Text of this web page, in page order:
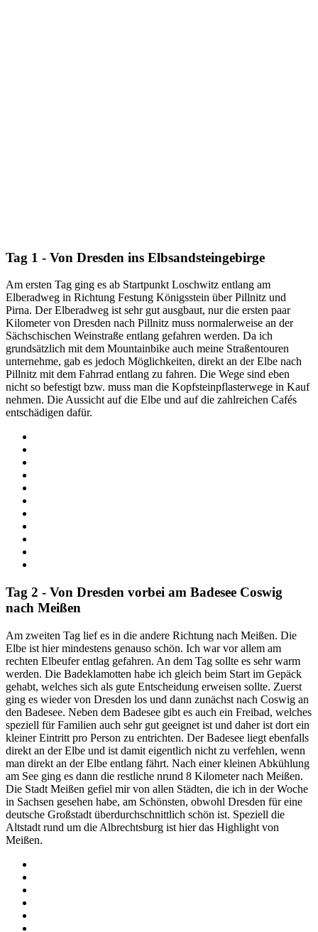
Tag 1 - Von Dresden ins Elbsandsteingebirge
Am ersten Tag ging es ab Startpunkt Loschwitz entlang am
Elberadweg in Richtung Festung Königsstein über Pillnitz und
Pirna. Der Elberadweg ist sehr gut ausgbaut, nur die ersten paar
Kilometer von Dresden nach Pillnitz muss normalerweise an der
Sächschischen Weinstraße entlang gefahren werden. Da ich
grundsätzlich mit dem Mountainbike auch meine Straßentouren
unternehme, gab es jedoch Möglichkeiten, direkt an der Elbe nach
Pillnitz mit dem Fahrrad entlang zu fahren. Die Wege sind eben
nicht so befestigt bzw. muss man die Kopfsteinpflasterwege in Kauf
nehmen. Die Aussicht auf die Elbe und auf die zahlreichen Cafés
entschädigen dafür.
Tag 2 - Von Dresden vorbei am Badesee Coswig
nach Meißen
Am zweiten Tag lief es in die andere Richtung nach Meißen. Die
Elbe ist hier mindestens genauso schön. Ich war vor allem am
rechten Elbeufer entlag gefahren. An dem Tag sollte es sehr warm
werden. Die Badeklamotten habe ich gleich beim Start im Gepäck
gehabt, welches sich als gute Entscheidung erweisen sollte. Zuerst
ging es wieder von Dresden los und dann zunächst nach Coswig an
den Badesee. Neben dem Badesee gibt es auch ein Freibad, welches
speziell für Familien auch sehr gut geeignet ist und daher ist dort ein
kleiner Eintritt pro Person zu entrichten. Der Badesee liegt ebenfalls
direkt an der Elbe und ist damit eigentlich nicht zu verfehlen, wenn
man direkt an der Elbe entlang fährt. Nach einer kleinen Abkühlung
am See ging es dann die restliche nrund 8 Kilometer nach Meißen.
Die Stadt Meißen gefiel mir von allen Städten, die ich in der Woche
in Sachsen gesehen habe, am Schönsten, obwohl Dresden für eine
deutsche Großstadt überdurchschnittlich schön ist. Speziell die
Altstadt rund um die Albrechtsburg ist hier das Highlight von
Meißen.